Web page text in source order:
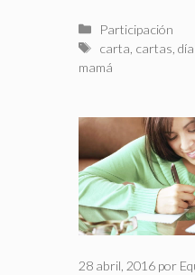
Categorías
Participación
Etiquetas
carta cartas ,
mamá
28 abril, 2016 por